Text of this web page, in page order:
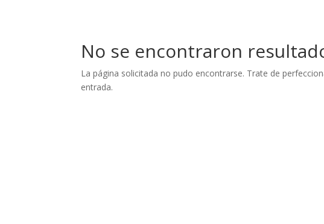
No se encontraron
La página solicitada no pudo encontrarse. Trate de
entrada.